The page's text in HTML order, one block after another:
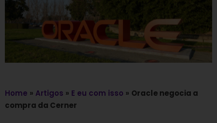
Home » Artigos » E eu com isso » Oracle negocia a
compra da Cerner